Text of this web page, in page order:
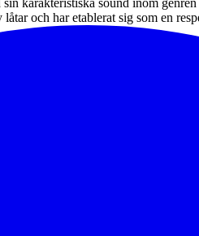
karakteristiska sound inom
och har etablerat sig som en